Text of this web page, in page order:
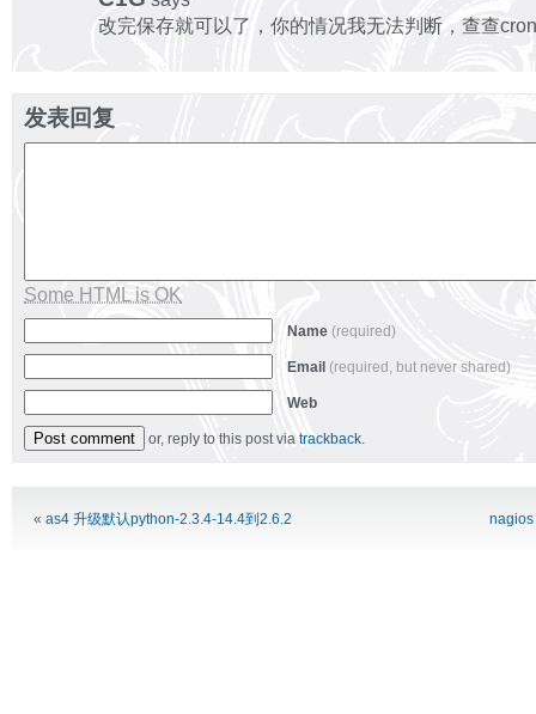
改完保存就可以了，你的情况我无法判断，查查
发表回复
Some HTML is OK
Name (required)
Email (required, but never shared)
Web
or, reply to this post via trackback.
« as4 升级默认python-2.3.4-14.4到2.6.2 nagios